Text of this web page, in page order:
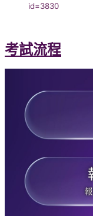
id=3830
考試流程